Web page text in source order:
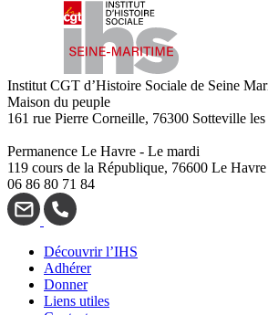
Institut CGT d’Histoire Sociale de Seine
Maison du peuple
161 rue Pierre Corneille, 76300 Sotteville les
Permanence Le Havre - Le mardi
119 cours de la République, 76600 Le Havre
06 86 80 71 84
Découvrir l’IHS
Adhérer
Donner
Liens utiles